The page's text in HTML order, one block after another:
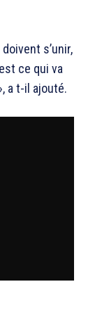
s’unir,
ce qui va
a t-il ajouté.